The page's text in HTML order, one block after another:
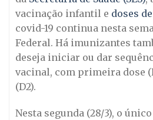
vacinação infantil e doses
covid-19 continua nesta
Federal. Há imunizantes
deseja iniciar ou dar
vacinal, com primeira dose
(D2).
Nesta segunda (28/3), o